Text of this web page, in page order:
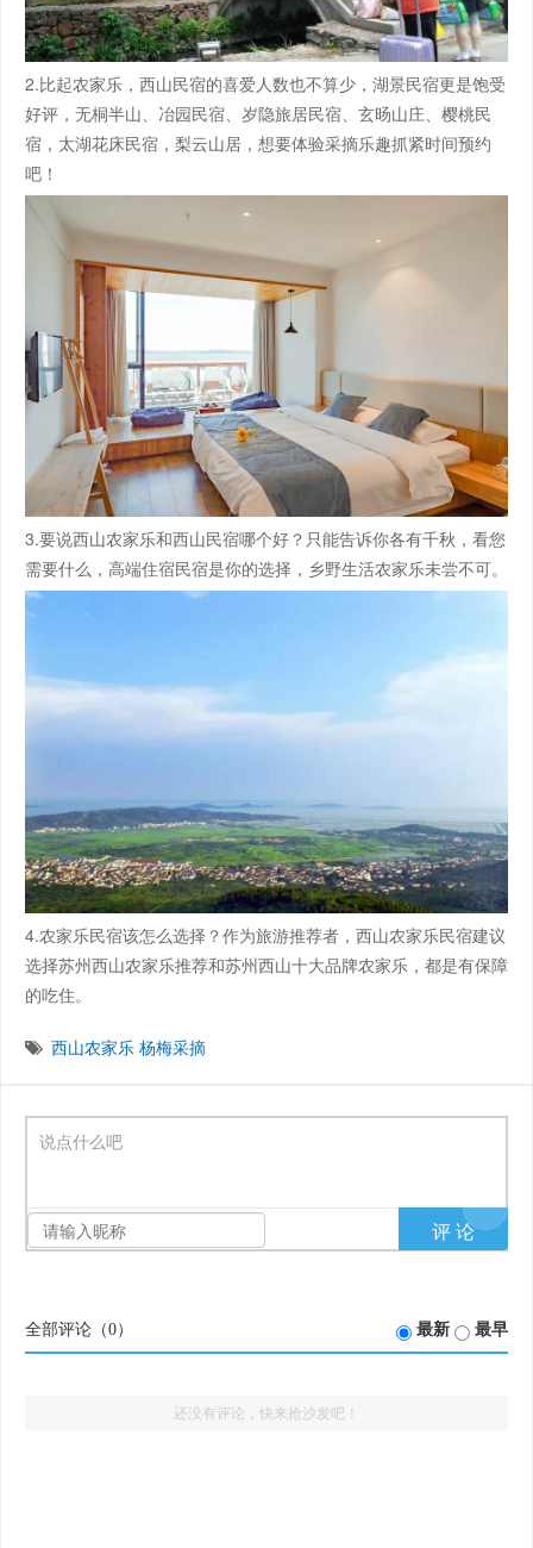
2.比起农家乐，西山民宿的喜爱人数也不算少，湖景民宿更是饱受
好评，无桐半山、冶园民宿、岁隐旅居民宿、玄旸山庄、樱桃民
宿，太湖花床民宿，梨云山居，想要体验采摘乐趣抓紧时间预约
吧！
3.要说西山农家乐和西山民宿哪个好？只能告诉你各有千秋，看您
需要什么，高端住宿民宿是你的选择，乡野生活农家乐未尝不可。
4.农家乐民宿该怎么选择？作为旅游推荐者，西山农家乐民宿建议
选择苏州西山农家乐推荐和苏州西山十大品牌农家乐，都是有保障
的吃住。
西山农家乐 杨梅采摘
说点什么吧
全部评论（0） 最新 最早
还没有评论，快来抢沙发吧！